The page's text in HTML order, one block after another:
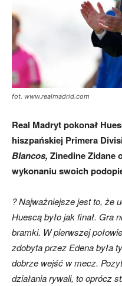
fot. www.realmadrid.com
Real Madryt pokonał
hiszpańskiej Primera
Blancos, Zinedine Zidane
wykonaniu swoich
? Najważniejsze jest to, że
Huescą było jak finał. Gra
bramki. W pierwszej
zdobyta przez Edena była
dobrze wejść w mecz.
działania rywali, to oprócz